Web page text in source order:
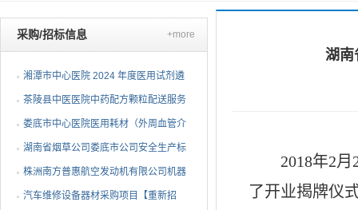
湖南
2018年2月2
了开业揭牌仪
采购/招标信息 +more
湘潭市中心医院 2024 年度医用试剂遴
选项目（第三次）公开...
茶陵县中医医院中药配方颗粒配送服务
项目 公开招标公告
娄底市中心医院医用耗材（外周血管介
入耗材）遴选项目招标...
湖南省烟草公司娄底市公司安全生产标
准化二级达标复评技术...
株洲南方普惠航空发动机有限公司机器
人去毛刺项目（第二次...
汽车维修设备器材采购项目【重新招